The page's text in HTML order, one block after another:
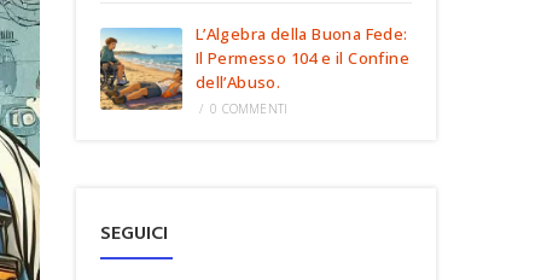
L’Algebra della Buona Fede:
Il Permesso 104 e il Confine
dell’Abuso.
/ 0 COMMENTI
SEGUICI